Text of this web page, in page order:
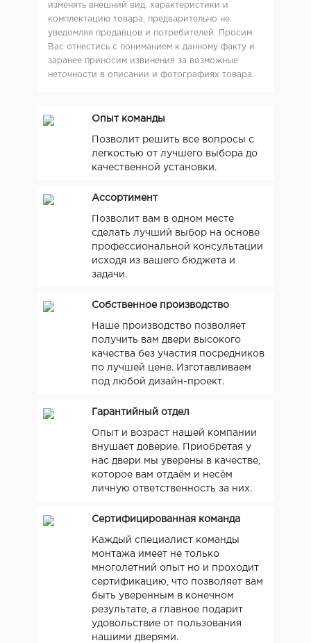
изменять внешний вид, характеристики и
комплектацию товара, предварительно не
уведомляя продавцов и потребителей. Просим
Вас отнестись с пониманием к данному факту и
заранее приносим извинения за возможные
неточности в описании и фотографиях товара.
Опыт команды
Позволит решить все вопросы с
легкостью от лучшего выбора до
качественной установки.
Ассортимент
Позволит вам в одном месте
сделать лучший выбор на основе
профессиональной консультации
исходя из вашего бюджета и
задачи.
Собственное производство
Наше производство позволяет
получить вам двери высокого
качества без участия посредников
по лучшей цене. Изготавливаем
под любой дизайн-проект.
Гарантийный отдел
Опыт и возраст нашей компании
внушает доверие. Приобретая у
нас двери мы уверены в качестве,
которое вам отдаём и несём
личную ответственность за них.
Сертифицированная команда
Каждый специалист команды
монтажа имеет не только
многолетний опыт но и проходит
сертификацию, что позволяет вам
быть уверенным в конечном
результате, а главное подарит
удовольствие от пользования
нашими дверями.